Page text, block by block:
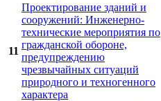
11
Проектирование зданий и
сооружений: Инженерно-
технические мероприятия по
гражданской обороне,
предупреждению
чрезвычайных ситуаций
природного и техногенного
характера